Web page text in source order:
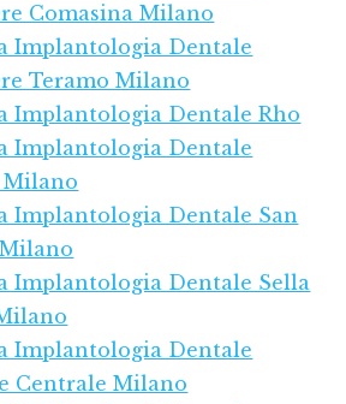
Comasina Milano
Implantologia Dentale
Teramo Milano
Implantologia Dentale Rho
Implantologia Dentale
Milano
Implantologia Dentale San
Implantologia Dentale Sella
Implantologia Dentale
Centrale Milano